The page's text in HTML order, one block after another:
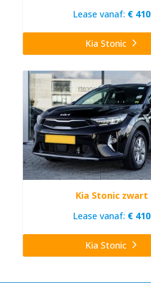
Lease vanaf: € 410
Kia Stonic
Kia Stonic zwart
Lease vanaf: € 410
Kia Stonic